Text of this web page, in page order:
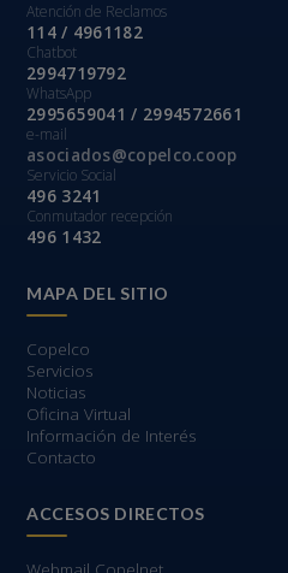
Atención de Reclamos
114 / 4961182
Chatbot
2994719792
WhatsApp
2995659041 / 2994572661
e-mail
asociados@copelco.coop
Servicio Social
496 3241
Conmutador recepción
496 1432
MAPA DEL SITIO
Copelco
Servicios
Noticias
Oficina Virtual
Información de Interés
Contacto
ACCESOS DIRECTOS